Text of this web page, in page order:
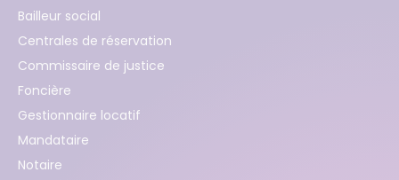
Bailleur social
Centrales de réservation
Commissaire de justice
Foncière
Gestionnaire locatif
Mandataire
Notaire